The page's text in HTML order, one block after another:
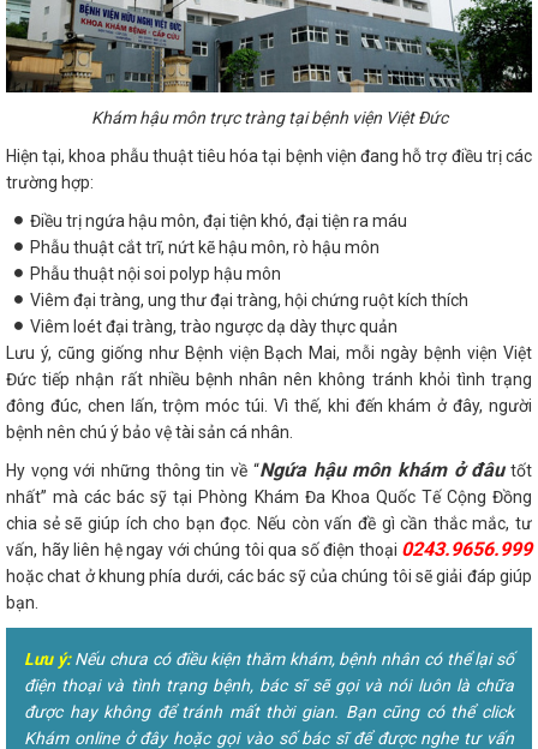
Khám hậu môn trực tràng tại bệnh viện Việt Đức
Hiện tại, khoa phẫu thuật tiêu hóa tại bệnh viện đang hỗ trợ điều trị các
trường hợp:
Điều trị ngứa hậu môn, đại tiện khó, đại tiện ra máu
Phẫu thuật cắt trĩ, nứt kẽ hậu môn, rò hậu môn
Phẫu thuật nội soi polyp hậu môn
Viêm đại tràng, ung thư đại tràng, hội chứng ruột kích thích
Viêm loét đại tràng, trào ngược dạ dày thực quản
Lưu ý, cũng giống như Bệnh viện Bạch Mai, mỗi ngày bệnh viện Việt
Đức tiếp nhận rất nhiều bệnh nhân nên không tránh khỏi tình trạng
đông đúc, chen lấn, trộm móc túi. Vì thế, khi đến khám ở đây, người
bệnh nên chú ý bảo vệ tài sản cá nhân.
Hy vọng với những thông tin về “Ngứa hậu môn khám ở đâutốt
nhất” mà các bác sỹ tại Phòng Khám Đa Khoa Quốc Tế Cộng Đồng
chia sẻ sẽ giúp ích cho bạn đọc. Nếu còn vấn đề gì cần thắc mắc, tư
vấn, hãy liên hệ ngay với chúng tôi qua số điện thoại 0243.9656.999
hoặc chat ở khung phía dưới, các bác sỹ của chúng tôi sẽ giải đáp giúp
bạn.
Lưu ý:Nếu chưa có điều kiện thăm khám, bệnh nhân có thể lại số
điện thoại và tình trạng bệnh, bác sĩ sẽ gọi và nói luôn là chữa
được hay không để tránh mất thời gian. Bạn cũng có thể click
Khám online ở đây hoặc gọi vào số bác sĩ để được nghe tư vấn